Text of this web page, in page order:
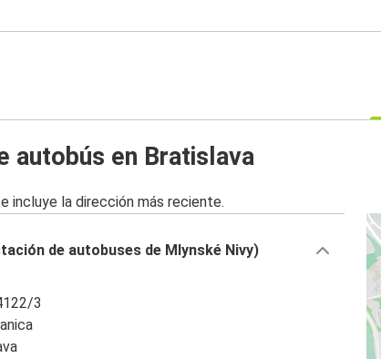
autobús en Bratislava
incluye la dirección más reciente.
de autobuses de Mlynské Nivy)
3